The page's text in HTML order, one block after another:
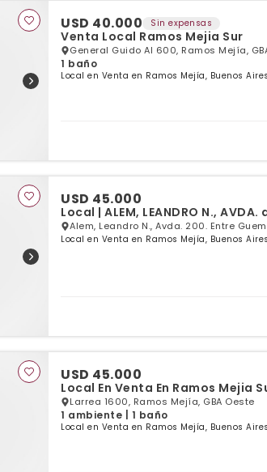
USD 40.000 Sin expensas
Venta Local Ramos Mejia Sur
General Guido Al 600, Ramos Mejía,
1 baño
Local en Venta en Ramos Mejía, Buenos Aires
USD 45.000
Local | ALEM, LEANDRO N., AVDA.
Alem, Leandro N., Avda. 200. Entre
Local en Venta en Ramos Mejía, Buenos Aires
USD 45.000
Local En Venta En Ramos Mejia
Larrea 1600, Ramos Mejía, GBA Oeste
1 ambiente | 1 baño
Local en Venta en Ramos Mejía, Buenos Aires